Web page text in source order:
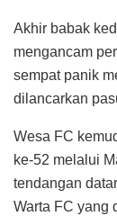
Akhir babak
mengancam
sempat panik
dilancarkan
Wesa FC
ke-52 melalui
tendangan
Warta FC yang